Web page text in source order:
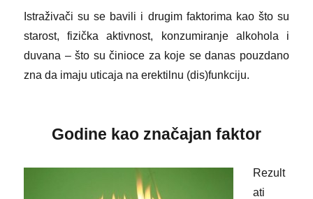
Istraživači su se bavili i drugim faktorima kao što su
starost, fizička aktivnost, konzumiranje alkohola i
duvana – što su činioce za koje se danas pouzdano
zna da imaju uticaja na erektilnu (dis)funkciju.
Godine kao značajan faktor
Rezult
ati